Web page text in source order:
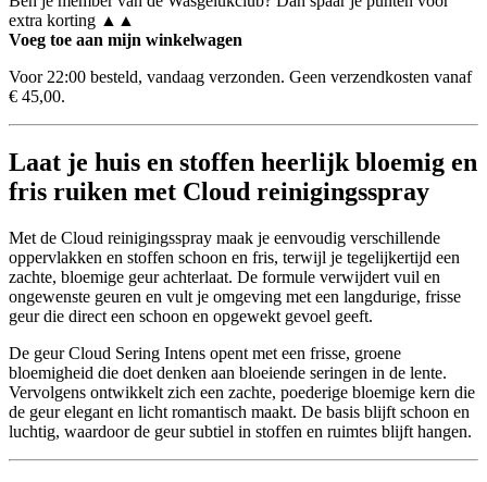
extra korting ▲▲
Voeg toe aan mijn winkelwagen
Voor 22:00 besteld, vandaag verzonden. Geen verzendkosten vanaf
€ 45,00.
Laat je huis en stoffen heerlijk bloemig en
fris ruiken met Cloud reinigingsspray
Met de Cloud reinigingsspray maak je eenvoudig verschillende
oppervlakken en stoffen schoon en fris, terwijl je tegelijkertijd een
zachte, bloemige geur achterlaat. De formule verwijdert vuil en
ongewenste geuren en vult je omgeving met een langdurige, frisse
geur die direct een schoon en opgewekt gevoel geeft.
De geur Cloud Sering Intens opent met een frisse, groene
bloemigheid die doet denken aan bloeiende seringen in de lente.
Vervolgens ontwikkelt zich een zachte, poederige bloemige kern die
de geur elegant en licht romantisch maakt. De basis blijft schoon en
luchtig, waardoor de geur subtiel in stoffen en ruimtes blijft hangen.